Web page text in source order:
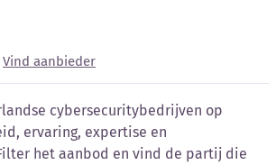
Vind aanbieder
cybersecuritybedrijven op
ervaring, expertise en
het aanbod en vind de partij die